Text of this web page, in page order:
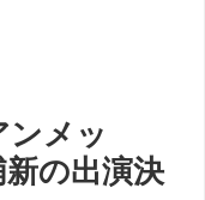
ンメッ
新の出演決